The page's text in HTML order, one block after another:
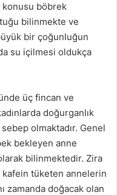
konusu böbrek
bilinmekte ve
bir çoğunluğun
su içilmesi oldukça
üç fincan ve
doğurganlık
olmaktadır. Genel
bekleyen anne
bilinmektedir. Zira
kafein tüketen annelerin
zamanda doğacak olan